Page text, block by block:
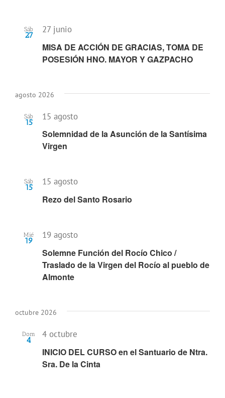
Sáb
27
MISA DE ACCIÓN DE GRACIAS, TOMA DE
POSESIÓN HNO. MAYOR Y GAZPACHO
27 junio
agosto 2026
Sáb
15
Solemnidad de la Asunción de la Santísima
Virgen
15 agosto
Sáb
15
Rezo del Santo Rosario
15 agosto
Mié
19
Solemne Función del Rocío Chico /
Traslado de la Virgen del Rocío al pueblo de
Almonte
19 agosto
octubre 2026
Dom
4
INICIO DEL CURSO en el Santuario de Ntra.
Sra. De la Cinta
4 octubre